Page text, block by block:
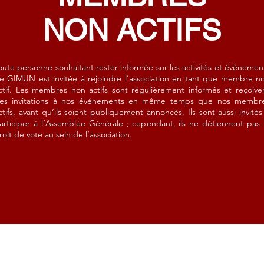
NON ACTIFS
personne souhaitant rester informée sur les activités et
GIMUN est invitée à rejoindre l’association en tant que membre
Les membres non actifs sont régulièrement informés et
invitations à nos événements en même temps que nos
avant qu’ils soient publiquement annoncés. Ils sont aussi
à l’Assemblée Générale ; cependant, ils ne détiennent pas
de vote au sein de l’association.